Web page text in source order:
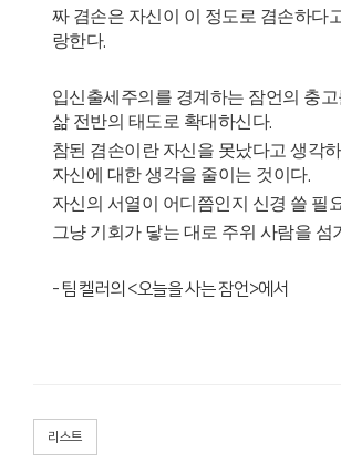
짜 겸손은 자신이 이 정도로 겸손하다
랑한다.
입신출세주의를 경계하는 잠언의 충
삶 전반의 태도로 확대하신다.
참된 겸손이란 자신을 못났다고 생각
자신에 대한 생각을 줄이는 것이다.
자신의 서열이 어디쯤인지 신경 쓸 필
그냥 기회가 닿는 대로 주위 사람을 섬
- 팀 켈러의 <오늘을 사는 잠언>에서
리스트